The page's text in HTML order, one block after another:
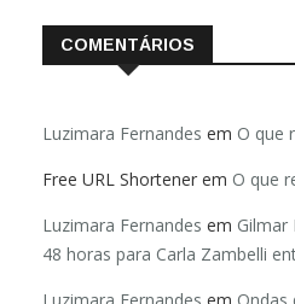
COMENTÁRIOS
Luzimara Fernandes em O que
Free URL Shortener em O que
Luzimara Fernandes em Gilmar
48 horas para Carla Zambelli